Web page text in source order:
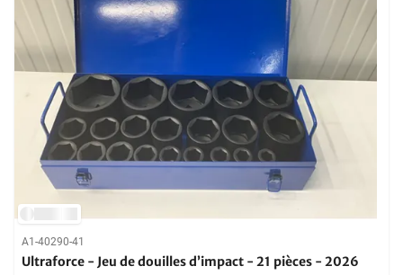
A1-40290-41
Ultraforce - Jeu de douilles d’impact - 21 pièces - 2026